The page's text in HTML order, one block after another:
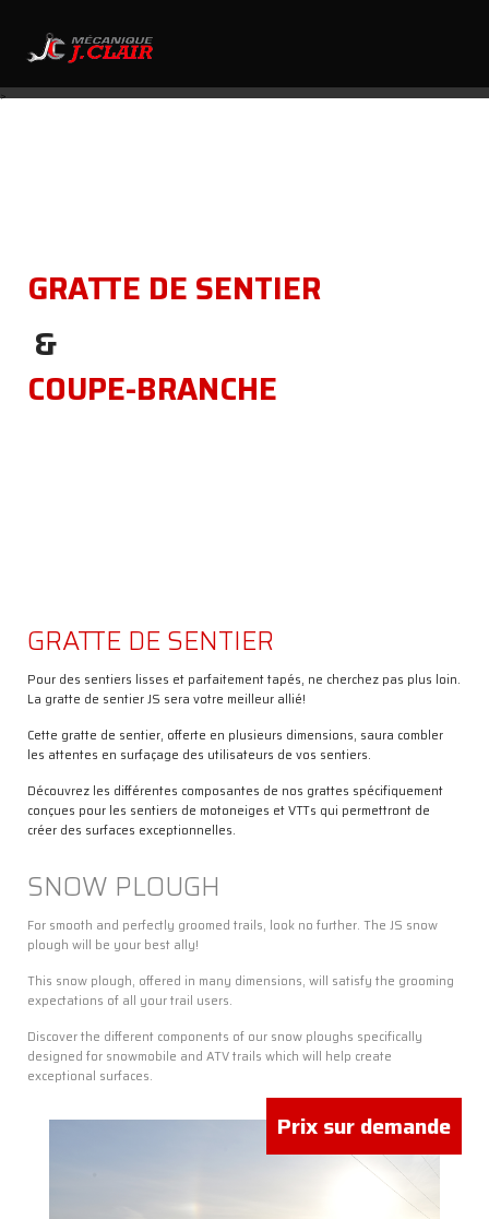
418.827.5100
PROPOS
SERVICES
COMPTOIR
PIÈCES
EMPLOIS
NOUS
JOINDRE
MÉCANIQUE
SOUDURE
>
GRATTE DE SENTIER
&
COUPE-BRANCHE
GRATTE DE SENTIER
Pour des sentiers lisses et parfaitement tapés, ne cherchez pas plus loin.
La gratte de sentier JS sera votre meilleur allié!
Cette gratte de sentier, offerte en plusieurs dimensions, saura combler
les attentes en surfaçage des utilisateurs de vos sentiers.
Découvrez les différentes composantes de nos grattes spécifiquement
conçues pour les sentiers de motoneiges et VTTs qui permettront de
créer des surfaces exceptionnelles.
SNOW PLOUGH
For smooth and perfectly groomed trails, look no further. The JS snow
plough will be your best ally!
This snow plough, offered in many dimensions, will satisfy the grooming
expectations of all your trail users.
Discover the different components of our snow ploughs specifically
designed for snowmobile and ATV trails which will help create
exceptional surfaces.
Prix sur demande